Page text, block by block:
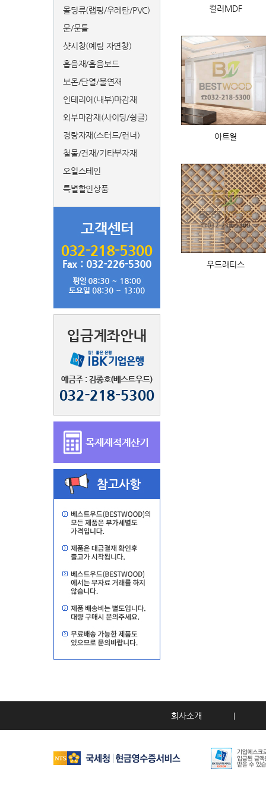
몰딩류(랩핑/우레탄/PVC)
문/문틀
샷시창(예림 자연창)
흡음재/흡음보드
보온/단열/불연재
인테리어(내부)마감재
외부마감재(사이딩/슁글)
경량자재(스터드/런너)
철물/건재/기타부자재
오일스테인
특별할인상품
컬러MDF
아트월
우드래티스
회사소개